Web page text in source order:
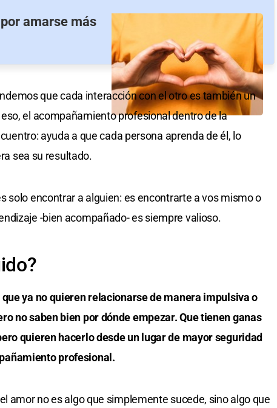
amarse más
que cada interacción con el otro es también un
el acompañamiento profesional dentro de la
ayuda a que cada persona aprenda de él, lo
sea su resultado.
solo encontrar a alguien: es encontrarte a vos mismo o
-bien acompañado- es siempre valioso.
ya no quieren relacionarse de manera impulsiva o
no saben bien por dónde empezar. Que tienen ganas
quieren hacerlo desde un lugar de mayor seguridad
profesional.
amor no es algo que simplemente sucede, sino algo que